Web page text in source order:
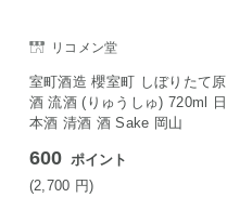
リコメン堂
室町酒造 櫻室町 しぼりたて原
酒 流酒 (りゅうしゅ) 720ml 日
本酒 清酒 酒 Sake 岡山
600 ポイント
(2,700 円)